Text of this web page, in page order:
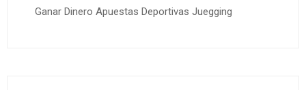
Ganar Dinero Apuestas Deportivas Juegging